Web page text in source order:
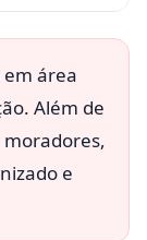
em área
Além de
e